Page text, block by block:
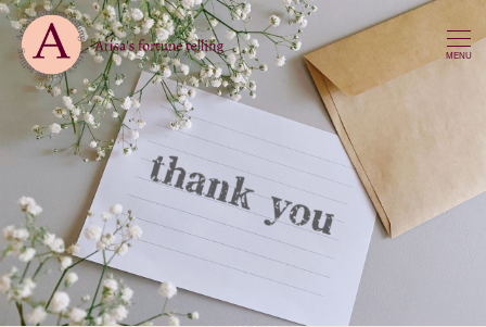
MENU